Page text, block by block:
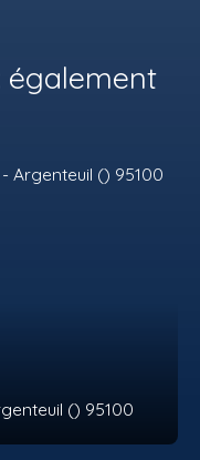
également
() 95100